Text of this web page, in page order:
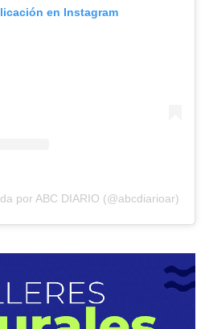
en Instagram
por ABC DIARIO (@abcdiarioar)